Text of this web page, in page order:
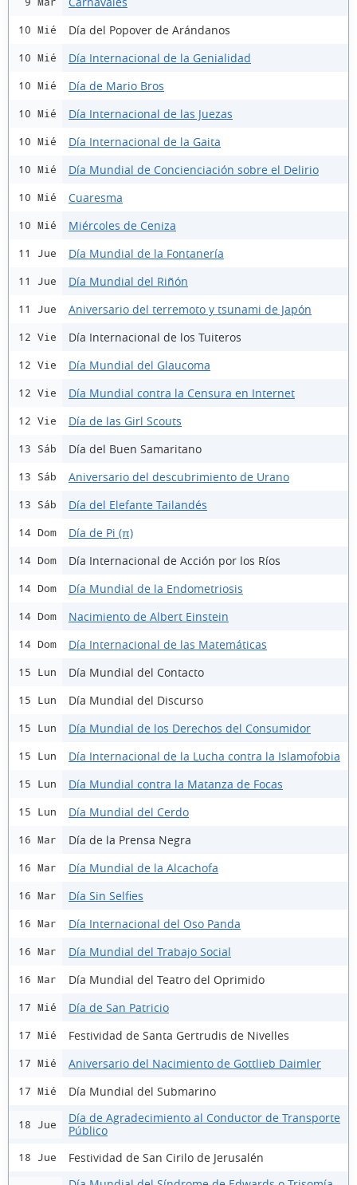
10 Mié Día del Popover de Arándanos
10 Mié Día Internacional de la Genialidad
10 Mié Día de Mario Bros
10 Mié Día Internacional de las Juezas
10 Mié Día Internacional de la Gaita
10 Mié Día Mundial de Concienciación sobre el Delirio
10 Mié Cuaresma
10 Mié Miércoles de Ceniza
11 Jue Día Mundial de la Fontanería
11 Jue Día Mundial del Riñón
11 Jue Aniversario del terremoto y tsunami de Japón
12 Vie Día Internacional de los Tuiteros
12 Vie Día Mundial del Glaucoma
12 Vie Día Mundial contra la Censura en Internet
12 Vie Día de las Girl Scouts
13 Sáb Día del Buen Samaritano
13 Sáb Aniversario del descubrimiento de Urano
13 Sáb Día del Elefante Tailandés
14 Dom Día de Pi (π)
14 Dom Día Internacional de Acción por los Ríos
14 Dom Día Mundial de la Endometriosis
14 Dom Nacimiento de Albert Einstein
14 Dom Día Internacional de las Matemáticas
15 Lun Día Mundial del Contacto
15 Lun Día Mundial del Discurso
15 Lun Día Mundial de los Derechos del Consumidor
15 Lun Día Internacional de la Lucha contra la Islamofobia
15 Lun Día Mundial contra la Matanza de Focas
15 Lun Día Mundial del Cerdo
16 Mar Día de la Prensa Negra
16 Mar Día Mundial de la Alcachofa
16 Mar Día Sin Selfies
16 Mar Día Internacional del Oso Panda
16 Mar Día Mundial del Trabajo Social
16 Mar Día Mundial del Teatro del Oprimido
17 Mié Día de San Patricio
17 Mié Festividad de Santa Gertrudis de Nivelles
17 Mié Aniversario del Nacimiento de Gottlieb Daimler
17 Mié Día Mundial del Submarino
18 Jue
Día de Agradecimiento al Conductor de Transporte
Público
18 Jue Festividad de San Cirilo de Jerusalén